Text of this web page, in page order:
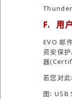
F. 用
EVO 邮
资安保
器
若您对
图: USB